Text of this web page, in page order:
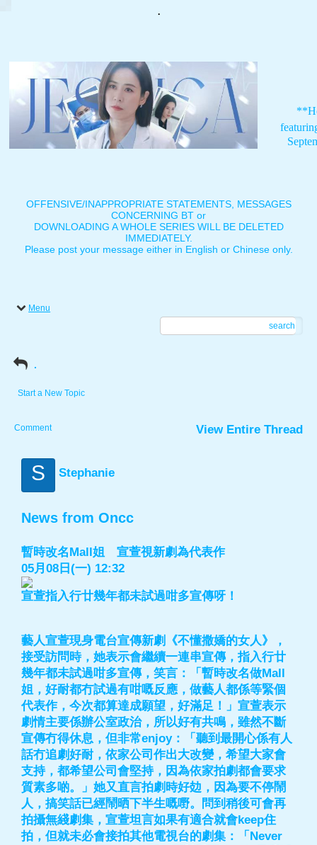
.
OFFENSIVE/INAPPROPRIATE STATEMENTS, MESSAGES
CONCERNING BT or
DOWNLOADING A WHOLE SERIES WILL BE DELETED
IMMEDIATELY.
Please post your message either in English or Chinese only.
Menu
search
.
Start a New Topic
Comment View Entire Thread
S Stephanie
News from Oncc
暫時改名Mall姐 宣萱視新劇為代表作
05月08日(一) 12:32
宣萱指入行廿幾年都未試過咁多宣傳呀！
藝人宣萱現身電台宣傳新劇《不懂撒嬌的女人》，
接受訪問時，她表示會繼續一連串宣傳，指入行廿
幾年都未試過咁多宣傳，笑言：「暫時改名做Mall
姐，好耐都冇試過有咁嘅反應，做藝人都係等緊個
代表作，今次都算達成願望，好滿足！」宣萱表示
劇情主要係辦公室政治，所以好有共鳴，雖然不斷
宣傳冇得休息，但非常enjoy：「聽到最開心係有人
話冇追劇好耐，依家公司作出大改變，希望大家會
支持，都希望公司會堅持，因為依家拍劇都會要求
質素多啲。」她又直言拍劇時好攰，因為要不停鬧
人，搞笑話已經鬧晒下半生嘅嘢。問到稍後可會再
拍攝無綫劇集，宣萱坦言如果有適合就會keep住
拍，但就未必會接拍其他電視台的劇集：「Never